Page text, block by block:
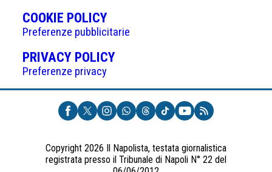
COOKIE POLICY(APRE
IN
UNA
NUOVA
Preferenze pubblicitarie
PRIVACY POLICY(APRE
UNA
NUOVA
SCHEDA)
Preferenze privacy
Copyright 2026 Il Napolista, testata giornalistica
registrata presso il Tribunale di Napoli N° 22 del